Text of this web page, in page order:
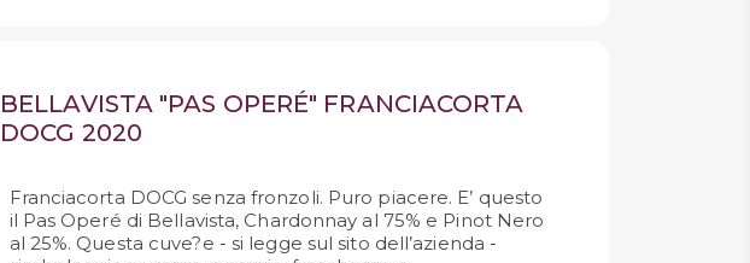
BELLAVISTA "PAS OPERÉ" FRANCIACORTA
DOCG 2020
Franciacorta DOCG senza fronzoli. Puro piacere. E’ questo
il Pas Operé di Bellavista, Chardonnay al 75% e Pinot Nero
al 25%. Questa cuve?e - si legge sul sito dell’azienda -